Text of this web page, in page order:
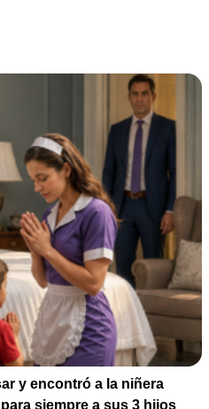
y encontró a la niñera
siempre a sus 3 hijos